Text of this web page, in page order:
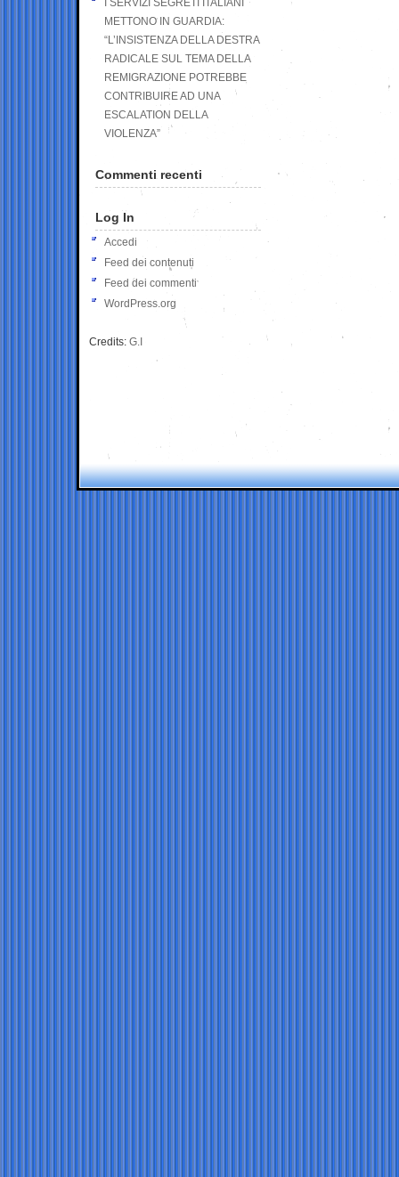
I SERVIZI SEGRETI ITALIANI
METTONO IN GUARDIA:
“L’INSISTENZA DELLA DESTRA
RADICALE SUL TEMA DELLA
REMIGRAZIONE POTREBBE
CONTRIBUIRE AD UNA
ESCALATION DELLA
VIOLENZA”
Commenti recenti
Log In
Accedi
Feed dei contenuti
Feed dei commenti
WordPress.org
Credits: G.I